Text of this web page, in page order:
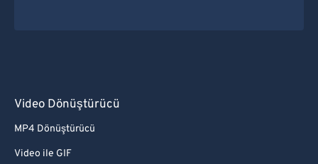
Video Dönüştürücü
MP4 Dönüştürücü
Video ile GIF